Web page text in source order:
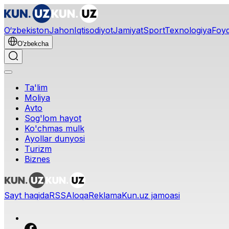
O‘zbekistonJahonIqtisodiyotJamiyatSportTexnologiya
O'zbekcha
Ta'lim
Moliya
Avto
Sog'lom hayot
Ko'chmas mulk
Ayollar dunyosi
Turizm
Biznes
Sayt haqidaRSSAloqaReklamaKun.uz jamoasi